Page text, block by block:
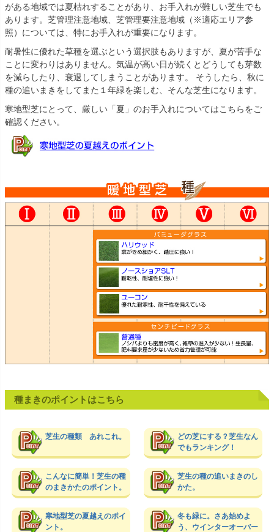
がある地域では夏枯れすることがあり、お手入れが難しい芝生でも
あります。芝管理注意地域、芝管理要注意地域（※適応エリア参
照）については、特にお手入れが重要になります。
耐暑性に優れた草種を選ぶという選択肢もありますが、夏が苦手な
ことに変わりはありません。気温が高い日が続くとどうしても芽数
を減らしたり、衰退してしまうことがあります。 そうしたら、秋に
種の追いまきをしてまた１年緑を楽しむ、そんな芝生になります。
寒地型芝にとって、厳しい「夏」のお手入れについてはこちらをご
確認ください。
種まきのポイントはこちら
芝生の種類 あれこれ。
どの芝にする？芝生なん
でもランキング！
こんなに簡単！芝生の種
のまきかたのポイント。
芝生の種の追いまきのし
かた。
寒地型芝の夏越えのポイ
ント。
冬も緑に。さあ始めよ
う、ウインターオーバー